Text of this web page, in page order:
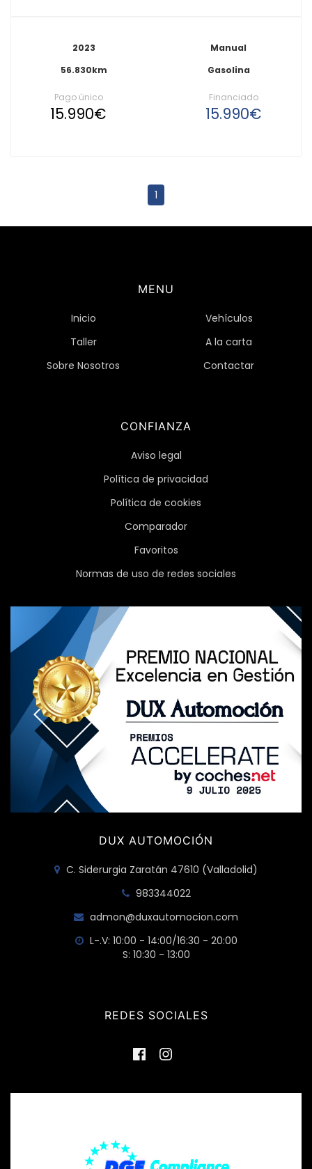
2023
56.830km
Manual
Gasolina
Pago único
15.990€
Financiado
15.990€
1
MENU
Inicio
Vehículos
Taller
A la carta
Sobre Nosotros
Contactar
CONFIANZA
Aviso legal
Política de privacidad
Política de cookies
Comparador
Favoritos
Normas de uso de redes sociales
DUX AUTOMOCIÓN
C. Siderurgia Zaratán 47610 (Valladolid)
983344022
admon@duxautomocion.com
L-.V: 10:00 - 14:00/16:30 - 20:00
S: 10:30 - 13:00
REDES SOCIALES